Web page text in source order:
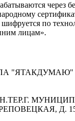
через
по
лицам».
"ЯТАКДУМАЮ"
Д.